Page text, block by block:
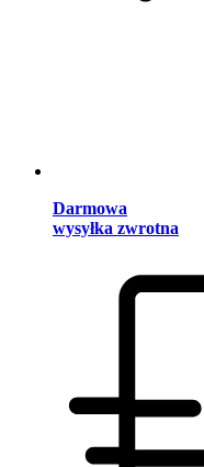
Darmowa
wysyłka zwrotna